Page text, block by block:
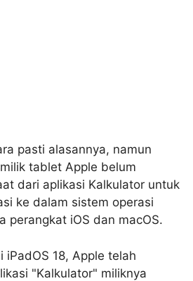
pasti alasannya, namun
tablet Apple belum
dari aplikasi Kalkulator untuk
ke dalam sistem operasi
perangkat iOS dan macOS.
iPadOS 18, Apple telah
"Kalkulator" miliknya